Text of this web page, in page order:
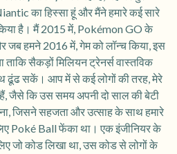
का हिस्सा हूं और मैंने हमारे कई सारे
है। मैं 2015 में, Pokémon GO के
जब हमने 2016 में, गेम को लॉन्च किया, इस
ताकि सैकड़ों मिलियन ट्रेनर्स वास्तविक
ढूंढ सकें। आप में से कई लोगों की तरह, मेरे
जैसे कि उस समय अपनी दो साल की बेटी
जिसने सहजता और उत्साह के साथ हमारे
Poké Ball फेंका था। एक इंजीनियर के
जो कोड लिखा था, उस कोड से लोगों के